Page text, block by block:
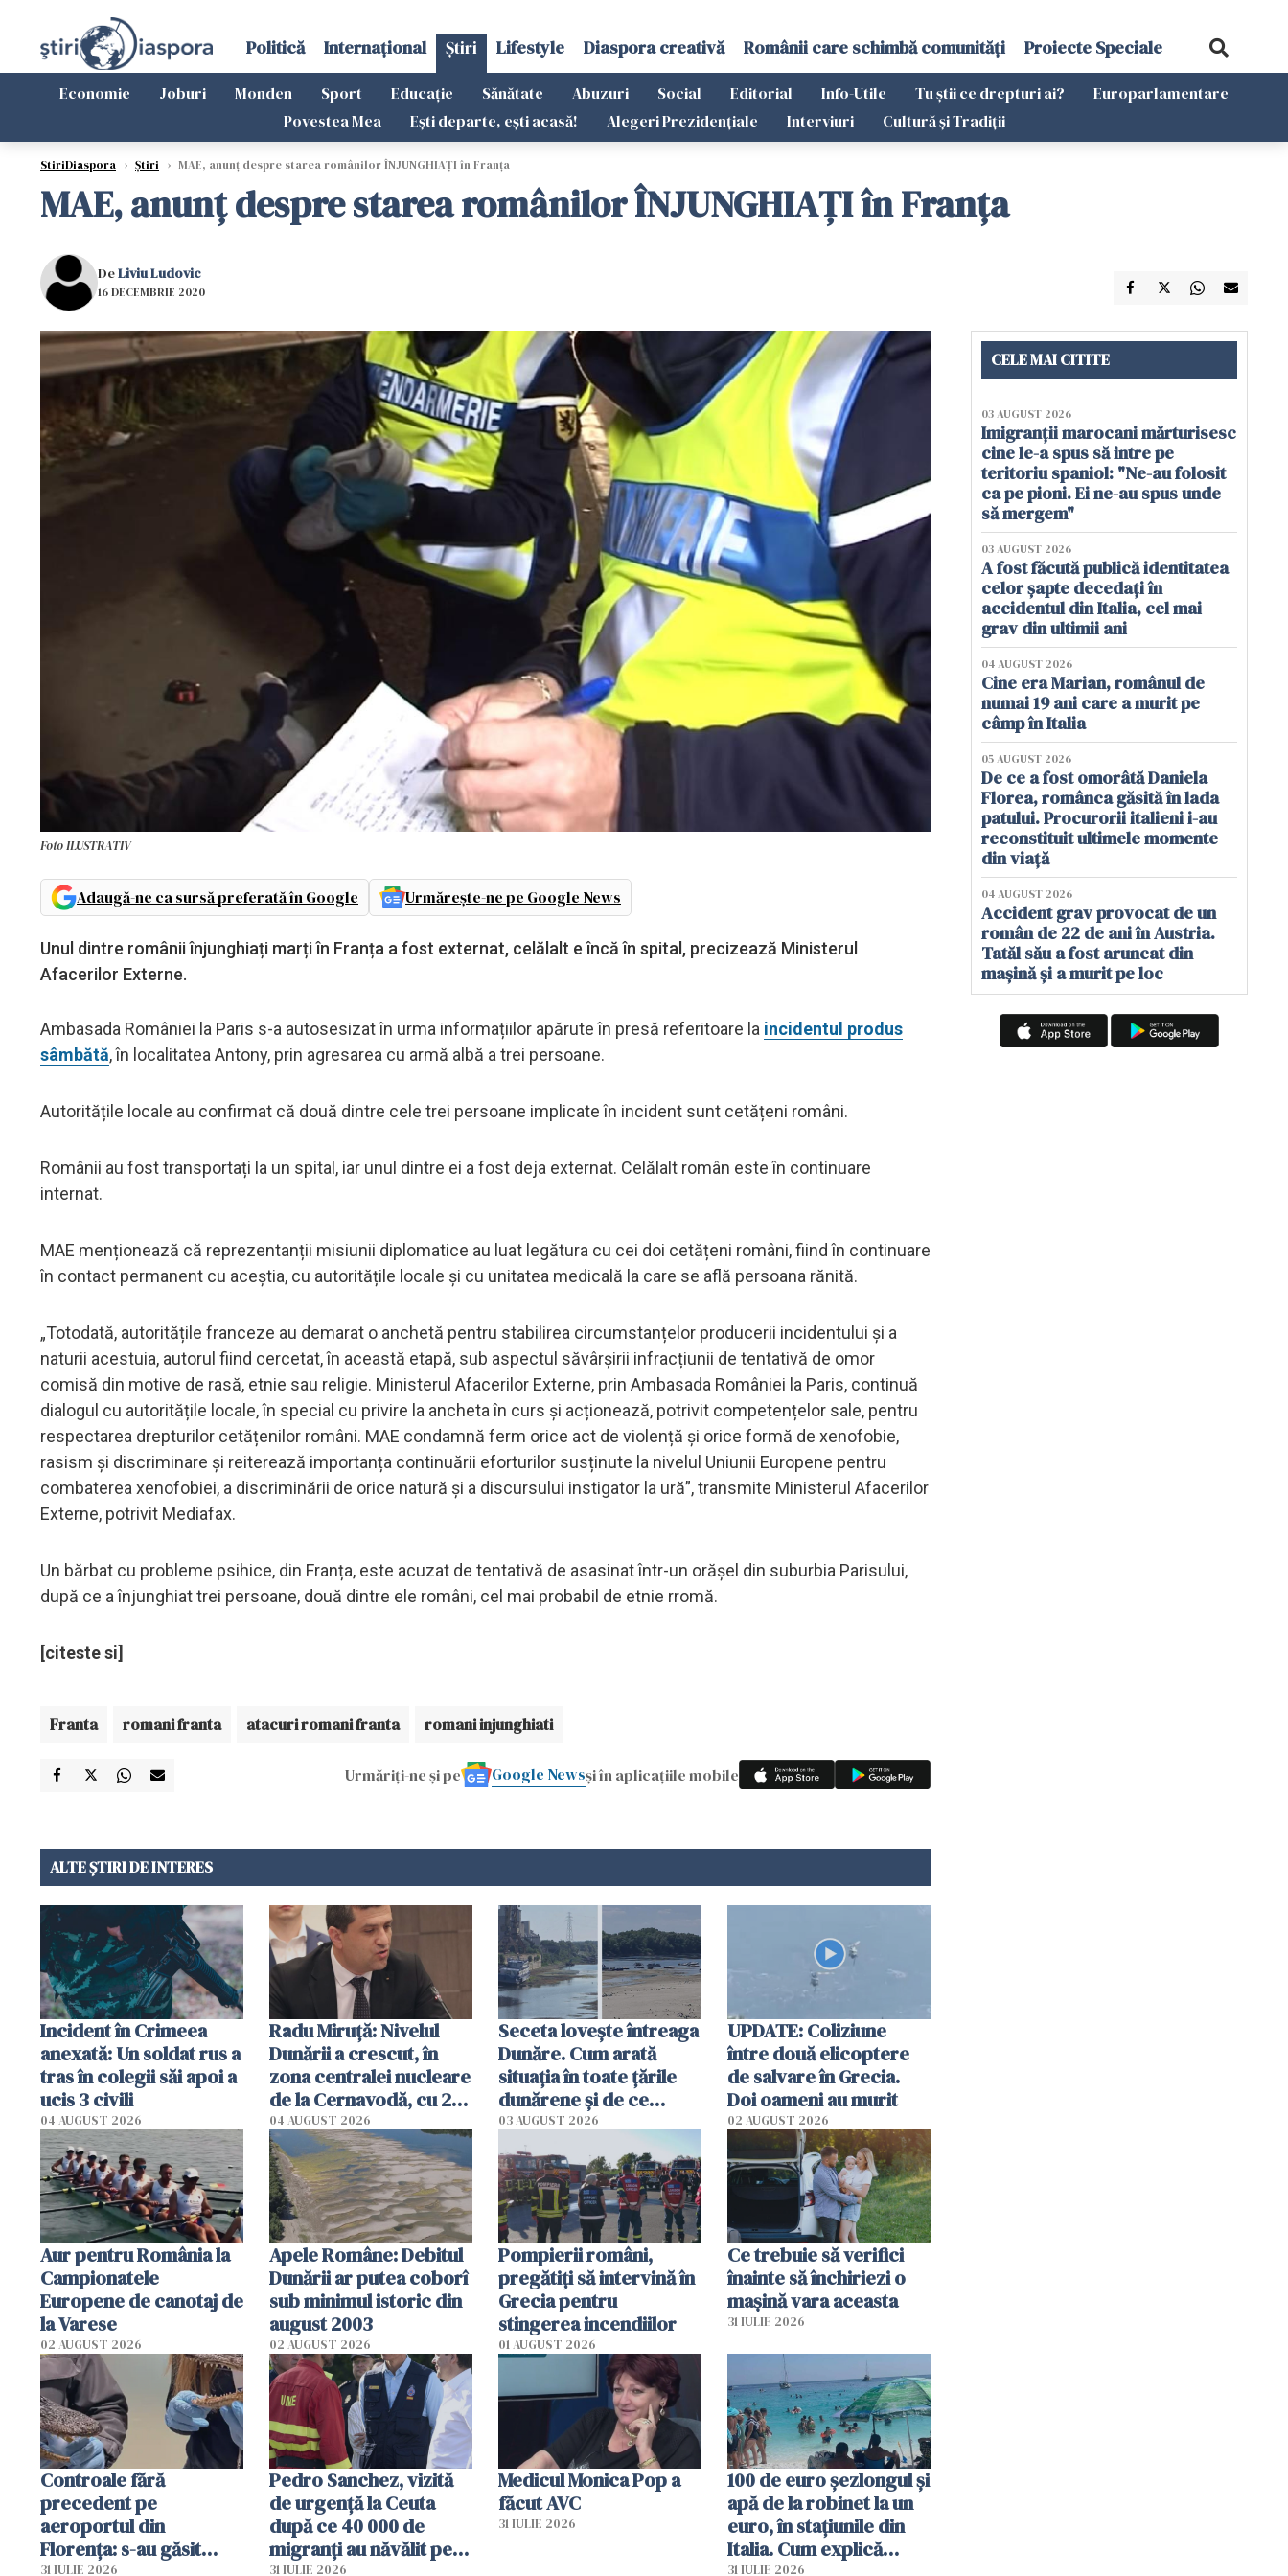
Politică Internațional Știri Lifestyle Diaspora creativă Românii care schimbă comunități Proiecte Speciale
Economie Joburi Monden Sport Educație Sănătate Abuzuri Social Editorial Info-Utile Tu știi ce drepturi ai?
Europarlamentare
Povestea Mea
Ești departe, ești acasă! Alegeri Prezidențiale Interviuri Cultură și Tradiții
StiriDiaspora › Știri › MAE, anunț despre starea românilor ÎNJUNGHIAȚI în Franța
MAE, anunț despre starea românilor ÎNJUNGHIAȚI în Franța
DeLiviu Ludovic
16 DECEMBRIE 2020
Foto ILUSTRATIV
Adaugă-ne ca sursă preferată în Google Urmărește-ne pe Google News
Unul dintre românii înjunghiați marți în Franța a fost externat, celălalt e încă în spital, precizează Ministerul
Afacerilor Externe.
Ambasada României la Paris s-a autosesizat în urma informațiilor apărute în presă referitoare la incidentul produs
sâmbătă, în localitatea Antony, prin agresarea cu armă albă a trei persoane.
Autoritățile locale au confirmat că două dintre cele trei persoane implicate în incident sunt cetățeni români.
Românii au fost transportați la un spital, iar unul dintre ei a fost deja externat. Celălalt român este în continuare
internat.
MAE menționează că reprezentanții misiunii diplomatice au luat legătura cu cei doi cetățeni români, fiind în continuare
în contact permanent cu aceștia, cu autoritățile locale și cu unitatea medicală la care se află persoana rănită.
„Totodată, autoritățile franceze au demarat o anchetă pentru stabilirea circumstanțelor producerii incidentului și a
naturii acestuia, autorul fiind cercetat, în această etapă, sub aspectul săvârșirii infracțiunii de tentativă de omor
comisă din motive de rasă, etnie sau religie. Ministerul Afacerilor Externe, prin Ambasada României la Paris, continuă
dialogul cu autoritățile locale, în special cu privire la ancheta în curs și acționează, potrivit competențelor sale, pentru
respectarea drepturilor cetățenilor români. MAE condamnă ferm orice act de violență și orice formă de xenofobie,
rasism și discriminare și reiterează importanța continuării eforturilor susținute la nivelul Uniunii Europene pentru
combaterea xenofobiei, a discriminării de orice natură și a discursului instigator la ură”, transmite Ministerul Afacerilor
Externe, potrivit Mediafax.
Un bărbat cu probleme psihice, din Franța, este acuzat de tentativă de asasinat într-un orășel din suburbia Parisului,
după ce a înjunghiat trei persoane, două dintre ele români, cel mai probabil de etnie rromă.
[citeste si]
Franta romani franta atacuri romani franta romani injunghiati
Urmăriți-ne și pe Google Newsși în aplicațiile mobile
ALTE ȘTIRI DE INTERES
Incident în Crimeea
anexată: Un soldat rus a
tras în colegii săi apoi a
ucis 3 civili
04 AUGUST 2026
Radu Miruţă: Nivelul
Dunării a crescut, în
zona centralei nucleare
de la Cernavodă, cu 2
cm faţă de ziua trecută
04 AUGUST 2026
Seceta lovește întreaga
Dunăre. Cum arată
situația în toate țările
dunărene și de ce
România resimte
efectele, deși a plouat
în iulie
03 AUGUST 2026
UPDATE: Coliziune
între două elicoptere
de salvare în Grecia.
Doi oameni au murit
02 AUGUST 2026
Aur pentru România la
Campionatele
Europene de canotaj de
la Varese
02 AUGUST 2026
Apele Române: Debitul
Dunării ar putea coborî
sub minimul istoric din
august 2003
02 AUGUST 2026
Pompierii români,
pregătiţi să intervină în
Grecia pentru
stingerea incendiilor
01 AUGUST 2026
Ce trebuie să verifici
înainte să închiriezi o
mașină vara aceasta
31 IULIE 2026
Controale fără
precedent pe
aeroportul din
Florența: s-au găsit
31 IULIE 2026
Pedro Sanchez, vizită
de urgență la Ceuta
după ce 40 000 de
migranți au năvălit pe
31 IULIE 2026
Medicul Monica Pop a
făcut AVC
31 IULIE 2026
100 de euro șezlongul și
apă de la robinet la un
euro, în stațiunile din
Italia. Cum explică
31 IULIE 2026
CELE MAI CITITE
03 AUGUST 2026
Imigranții marocani mărturisesc
cine le-a spus să intre pe
teritoriu spaniol: "Ne-au folosit
ca pe pioni. Ei ne-au spus unde
să mergem"
03 AUGUST 2026
A fost făcută publică identitatea
celor șapte decedați în
accidentul din Italia, cel mai
grav din ultimii ani
04 AUGUST 2026
Cine era Marian, românul de
numai 19 ani care a murit pe
câmp în Italia
05 AUGUST 2026
De ce a fost omorâtă Daniela
Florea, românca găsită în lada
patului. Procurorii italieni i-au
reconstituit ultimele momente
din viață
04 AUGUST 2026
Accident grav provocat de un
român de 22 de ani în Austria.
Tatăl său a fost aruncat din
mașină și a murit pe loc